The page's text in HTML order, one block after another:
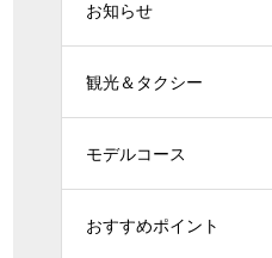
お知らせ
観光＆タクシー
モデルコース
おすすめポイント